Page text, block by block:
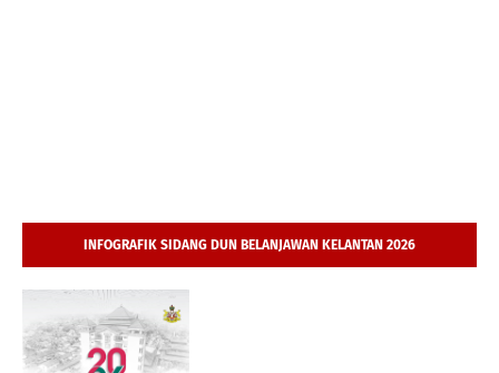
INFOGRAFIK SIDANG DUN BELANJAWAN KELANTAN 2026